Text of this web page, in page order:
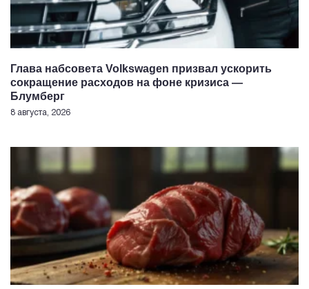
Глава набсовета Volkswagen призвал ускорить
сокращение расходов на фоне кризиса —
Блумберг
8 августа, 2026